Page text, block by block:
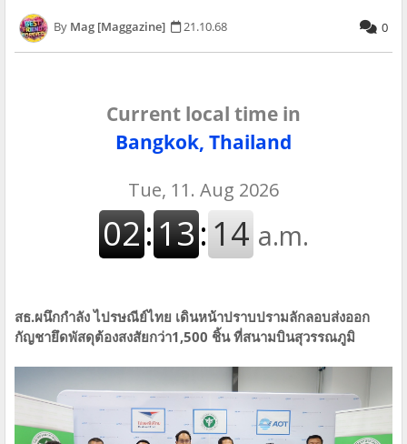
Mag [Maggazine] 21.10.68 0
Current local time in
Bangkok, Thailand
สธ.ผนึกกำลัง ไปรษณีย์ไทย เดินหน้าปราบปรามลักลอบส่งออก
กัญชายึดพัสดุต้องสงสัยกว่า1,500 ชิ้น ที่สนามบินสุวรรณภูมิ